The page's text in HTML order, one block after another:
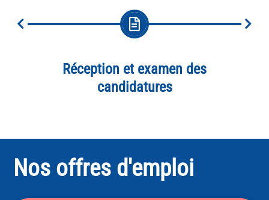
Réception et examen des
candidatures
Nos offres d'emploi